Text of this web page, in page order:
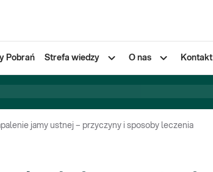
Pobrań Strefa wiedzy O nas Kontakt
jamy ustnej – przyczyny i sposoby leczenia